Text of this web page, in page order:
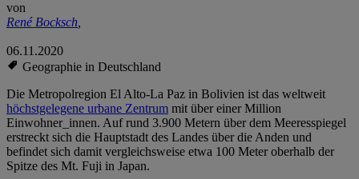
von
René Bocksch,
06.11.2020
Geographie in Deutschland
Die Metropolregion El Alto-La Paz in Bolivien ist das weltweit
höchstgelegene urbane Zentrum mit über einer Million
Einwohner_innen. Auf rund 3.900 Metern über dem Meeresspiegel
erstreckt sich die Hauptstadt des Landes über die Anden und
befindet sich damit vergleichsweise etwa 100 Meter oberhalb der
Spitze des Mt. Fuji in Japan.